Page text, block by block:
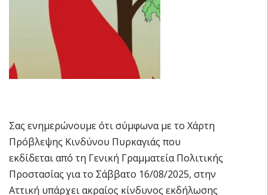
Σας ενημερώνουμε ότι σύμφωνα με το Χάρτη
Πρόβλεψης Κινδύνου Πυρκαγιάς που
εκδίδεται από τη Γενική Γραμματεία Πολιτικής
Προστασίας για το Σάββατο 16/08/2025, στην
Αττική υπάρχει ακραίος κίνδυνος εκδήλωσης